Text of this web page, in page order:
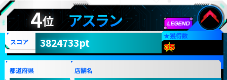
4位 アスラン
★獲得数
スコア 3824733pt
都道府県 店舗名